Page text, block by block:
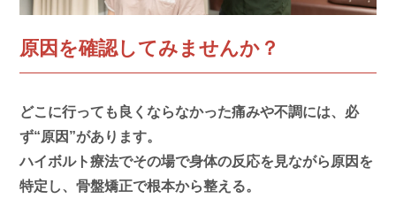
原因を確認してみませんか？
どこに行っても良くならなかった痛みや不調には、必
ず“原因”があります。
ハイボルト療法でその場で身体の反応を見ながら原因を
特定し、骨盤矯正で根本から整える。